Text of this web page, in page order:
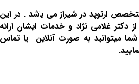
در شیرازمی باشد . در این
نژاد و خدمات ایشان ارائه
به صورت آنلاین یا تماس